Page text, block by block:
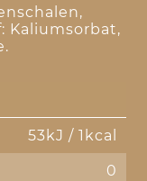
Kaliumsorbat,
53kJ / 1kcal
0